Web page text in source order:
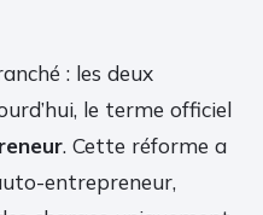
: les deux
le terme officiel
. Cette réforme a
entrepreneur,